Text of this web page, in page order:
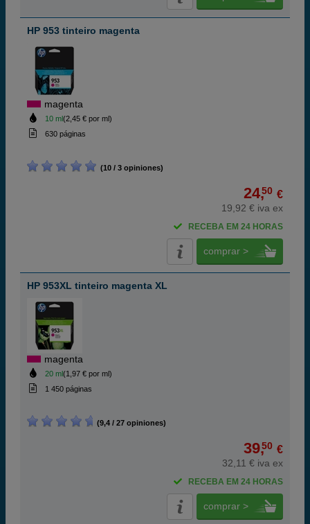
HP 953 tinteiro magenta
magenta
10 ml(2,45 € por ml)
630 páginas
(10 / 3 opiniones)
24,50 €
19,92 € iva ex
RECEBA EM 24 HORAS
comprar >
HP 953XL tinteiro magenta XL
magenta
20 ml(1,97 € por ml)
1 450 páginas
(9,4 / 27 opiniones)
39,50 €
32,11 € iva ex
RECEBA EM 24 HORAS
comprar >